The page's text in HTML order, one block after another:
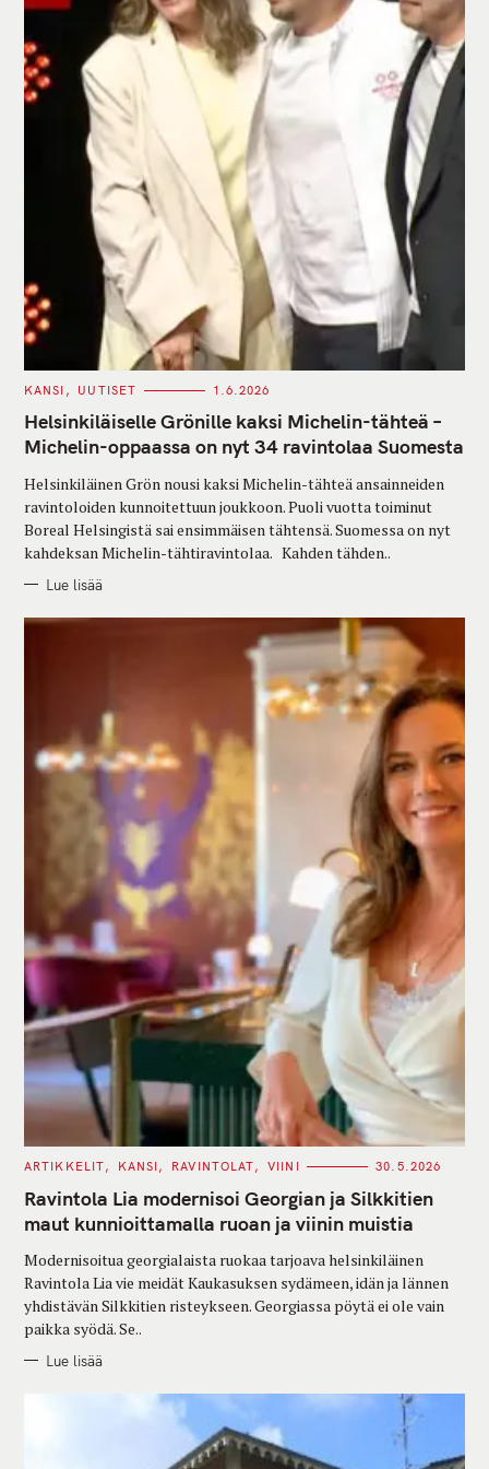
C
T
E
G
O
I
E
S
KANSI UUTISET 1.6.2026
Helsinkiläiselle Grönille kaksi Michelin-tähteä –
Michelin-oppaassa on nyt 34 ravintolaa Suomesta
Helsinkiläinen Grön nousi kaksi Michelin-tähteä ansainneiden
ravintoloiden kunnoitettuun joukkoon. Puoli vuotta toiminut
Boreal Helsingistä sai ensimmäisen tähtensä. Suomessa on nyt
kahdeksan Michelin-tähtiravintolaa. Kahden tähden..
Lue lisää
C
T
E
G
O
I
E
S
ARTIKKELIT KANSI RAVINTOLAT VIINI 30.5.2026
Ravintola Lia modernisoi Georgian ja Silkkitien
maut kunnioittamalla ruoan ja viinin muistia
Modernisoitua georgialaista ruokaa tarjoava helsinkiläinen
Ravintola Lia vie meidät Kaukasuksen sydämeen, idän ja lännen
yhdistävän Silkkitien risteykseen. Georgiassa pöytä ei ole vain
paikka syödä. Se..
Lue lisää